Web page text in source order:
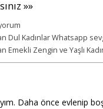
»»
Dul Kadınlar Whatsapp
Emekli Zengin ve Yaşlı
Daha önce evlenip